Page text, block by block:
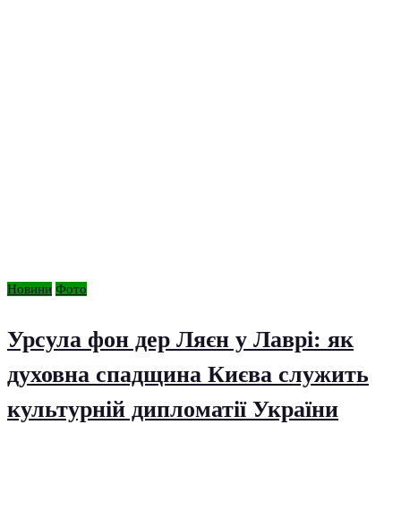
Новини Фото
Урсула фон дер Ляєн у Лаврі: як
духовна спадщина Києва служить
культурній дипломатії України